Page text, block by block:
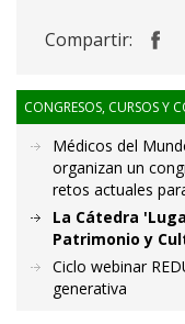
Compartir:
CONGRESOS, CURSOS Y
Médicos del
organizan un
retos actuales
La Cátedra
Patrimonio y
Ciclo webinar
generativa